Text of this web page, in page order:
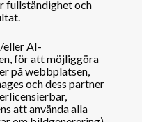
fullständighet och
eller AI-
för att möjliggöra
på webbplatsen,
och dess partner
att använda alla